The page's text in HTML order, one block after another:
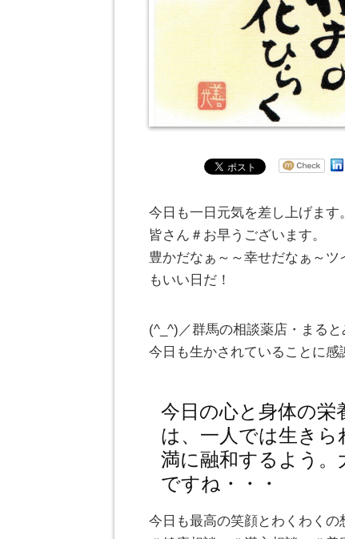
今日も一日元気を差し上げます。
皆さん＃お早うございます。
豊かだなぁ～～幸せだなぁ～
もいい日だ！
(^_^)／群馬の相談薬店・まる
今日も生かされていることに感
今日の心と身体の栄
は、一人では生きら
満に融和するよう
ですね・・・
今日も最高の笑顔とわくわくの